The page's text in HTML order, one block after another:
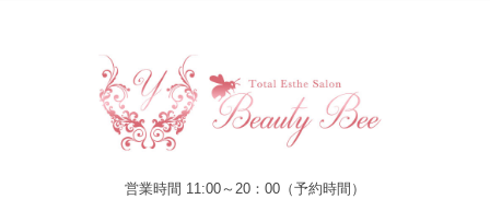
営業時間 11:00～20：00（予約時間）